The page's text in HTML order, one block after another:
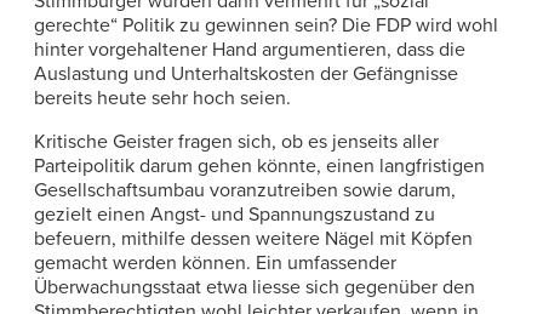
gerechte“ Politik zu gewinnen sein? Die FDP wird wohl
hinter vorgehaltener Hand argumentieren, dass die
Auslastung und Unterhaltskosten der Gefängnisse
bereits heute sehr hoch seien.
Kritische Geister fragen sich, ob es jenseits aller
Parteipolitik darum gehen könnte, einen langfristigen
Gesellschaftsumbau voranzutreiben sowie darum,
gezielt einen Angst- und Spannungszustand zu
befeuern, mithilfe dessen weitere Nägel mit Köpfen
gemacht werden können. Ein umfassender
Überwachungsstaat etwa liesse sich gegenüber den